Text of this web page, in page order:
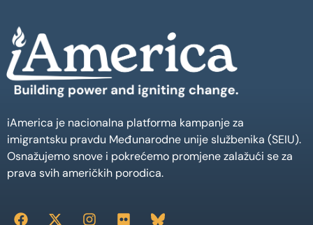
iAmerica je nacionalna platforma kampanje za
imigrantsku pravdu Međunarodne unije službenika (SEIU).
Osnažujemo snove i pokrećemo promjene zalažući se za
prava svih američkih porodica.